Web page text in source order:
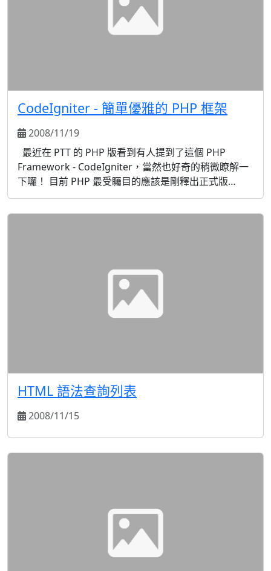
CodeIgniter - 簡單優雅的 PHP 框架
2008/11/19
Framework - CodeIgniter，當然也好奇的稍微瞭解一
下囉！ 目前 PHP 最受矚目的應該是剛釋出正式版
的 Zend Framework 及 CakePHP 了，都是很不錯，但
是 Zend 僅支援 ...
HTML 語法查詢列表
2008/11/15